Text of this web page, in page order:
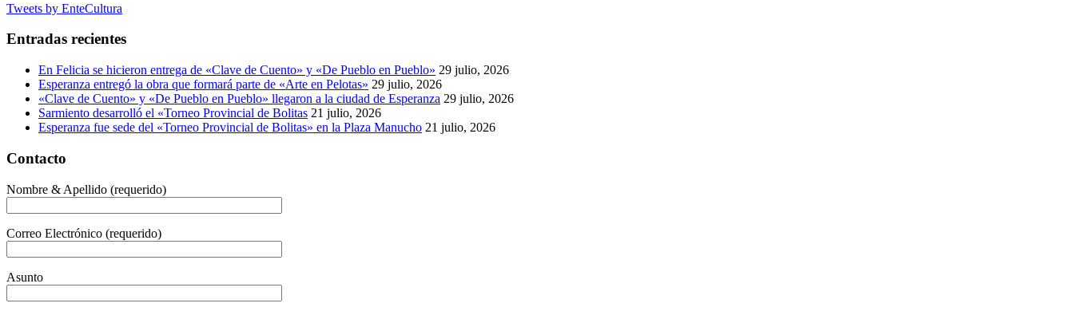
Tweets by EnteCultura
Entradas recientes
En Felicia se hicieron entrega de «Clave de Cuento» y «De Pueblo en Pueblo» 29 julio, 2026
Esperanza entregó la obra que formará parte de «Arte en Pelotas» 29 julio, 2026
«Clave de Cuento» y «De Pueblo en Pueblo» llegaron a la ciudad de Esperanza 29 julio, 2026
Sarmiento desarrolló el «Torneo Provincial de Bolitas 21 julio, 2026
Esperanza fue sede del «Torneo Provincial de Bolitas» en la Plaza Manucho 21 julio, 2026
Contacto
Nombre & Apellido (requerido)
Correo Electrónico (requerido)
Asunto